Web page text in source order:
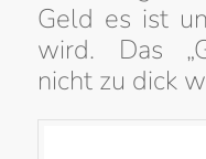
Geld es ist
wird. Das
nicht zu dick